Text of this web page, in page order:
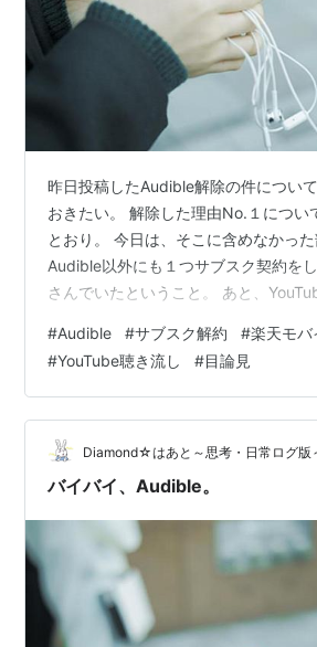
昨日投稿したAudible解除の件につい
おきたい。 解除した理由No.１につい
とおり。 今日は、そこに含めなかっ
Audible以外にも１つサブスク契約を
さんでいたということ。 あと、
と考えた。ということ。 個人の契約
アにもよる話だけど、私の場合は楽天
下の月は１０００円くらい、３Gを超
で１０００円プラスだ。 つまり、好
２０Gまで聞き流しても、Audibleより
#Audible #サブスク解約 #楽天モバ
#YouTube聴き流し #目論見
Diamond☆はあと～思考・日常ログ版
バイバイ、Audible。